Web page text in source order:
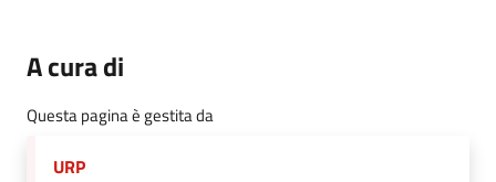
A cura di
Questa pagina è gestita da
URP